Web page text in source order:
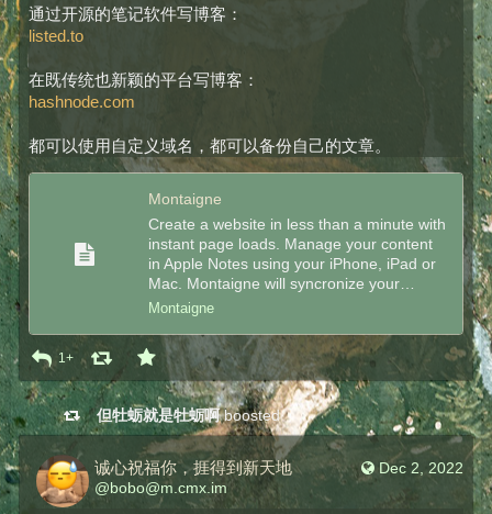
通过开源的笔记软件写博客：
listed.to
在既传统也新颖的平台写博客：
hashnode.com
都可以使用自定义域名，都可以备份自己的文章。
Montaigne
Create a website in less than a minute with
instant page loads. Manage your content
in Apple Notes using your iPhone, iPad or
Mac. Montaigne will syncronize your…
Montaigne
1+
但牡蛎就是牡蛎啊 boosted
Dec 2, 2022
诚心祝福你，捱得到新天地
@bobo@m.cmx.im